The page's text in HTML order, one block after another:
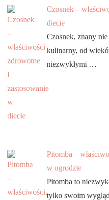
Czosnek –
diecie
Czosnek, znany
kulinarny, od
niezwykłymi …
Pitomba –
w ogrodzie
Pitomba to
tylko swoim